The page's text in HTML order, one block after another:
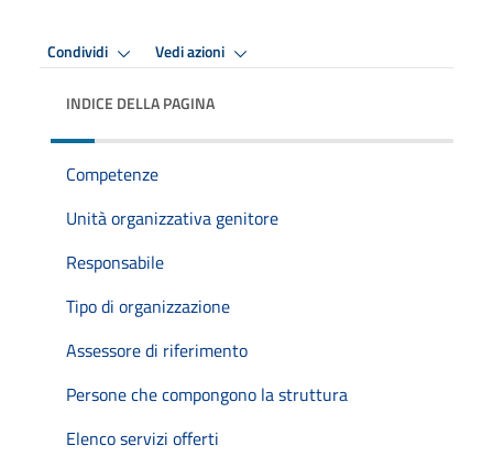
Condividi Vedi azioni
INDICE DELLA PAGINA
Competenze
Unità organizzativa genitore
Responsabile
Tipo di organizzazione
Assessore di riferimento
Persone che compongono la struttura
Elenco servizi offerti